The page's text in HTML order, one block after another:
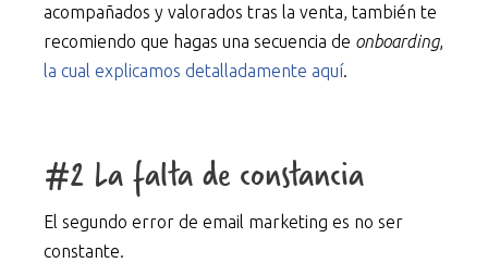
acompañados y valorados tras la venta, también te
recomiendo que hagas una secuencia de onboarding,
la cual explicamos detalladamente aquí.
#2 La falta de constancia
El segundo error de email marketing es no ser
constante.